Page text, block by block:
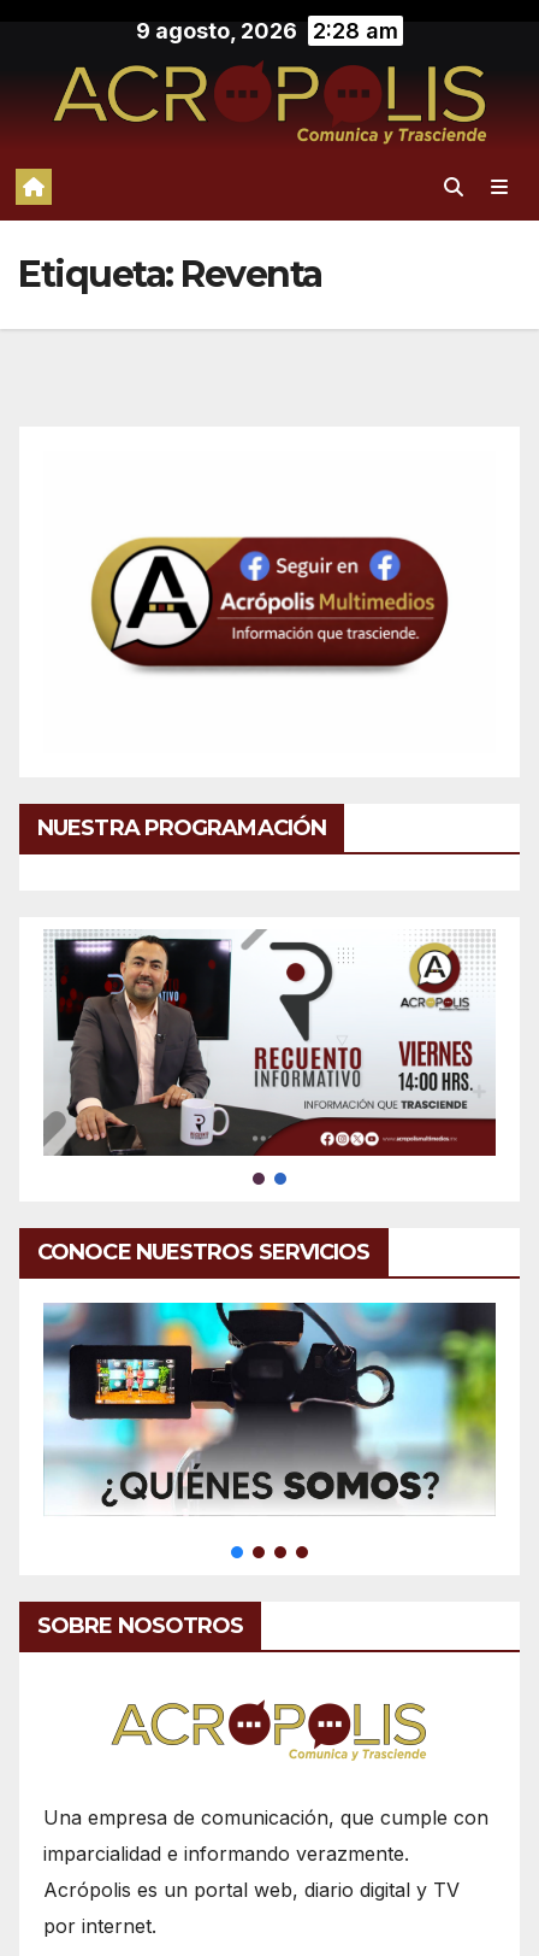
contenido
9 agosto, 2026 2:28 am
Etiqueta: Reventa
NUESTRA PROGRAMACIÓN
CONOCE NUESTROS SERVICIOS
SOBRE NOSOTROS
Una empresa de comunicación, que cumple con
imparcialidad e informando verazmente.
Acrópolis es un portal web, diario digital y TV
por internet.